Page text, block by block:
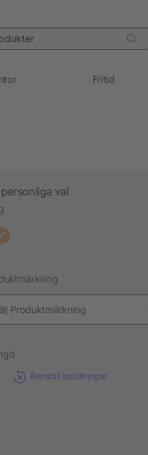
Fritid
val
Återställ inställningar